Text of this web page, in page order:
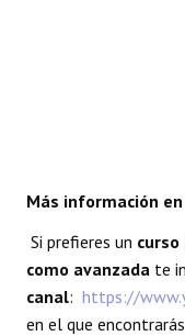
Más información en
Si prefieres un
como avanzada te
canal: https://
en el que